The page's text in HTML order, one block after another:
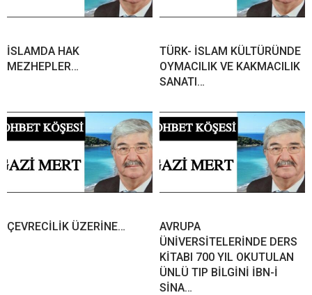
İSLAMDA HAK
MEZHEPLER…
TÜRK- İSLAM KÜLTÜRÜNDE
OYMACILIK VE KAKMACILIK
SANATI…
ÇEVRECİLİK ÜZERİNE…
AVRUPA
ÜNİVERSİTELERİNDE DERS
KİTABI 700 YIL OKUTULAN
ÜNLÜ TIP BİLGİNİ İBN-İ
SİNA…